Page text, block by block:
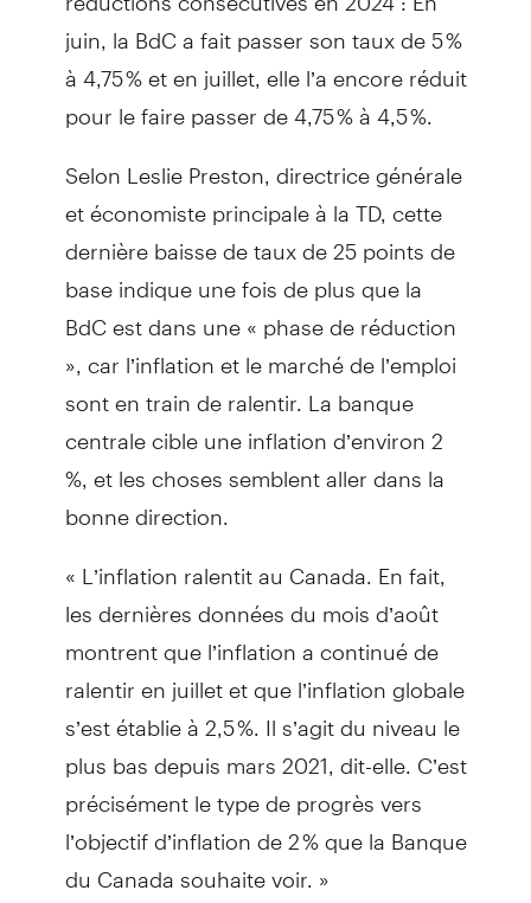
juin, la BdC a fait passer son taux de 5 %
à 4,75 % et en juillet, elle l’a encore réduit
pour le faire passer de 4,75 % à 4,5 %.
Selon Leslie Preston, directrice générale
et économiste principale à la TD, cette
dernière baisse de taux de 25 points de
base indique une fois de plus que la
BdC est dans une « phase de réduction
», car l’inflation et le marché de l’emploi
sont en train de ralentir. La banque
centrale cible une inflation d’environ 2
%, et les choses semblent aller dans la
bonne direction.
« L’inflation ralentit au Canada. En fait,
les dernières données du mois d’août
montrent que l’inflation a continué de
ralentir en juillet et que l’inflation globale
s’est établie à 2,5 %. Il s’agit du niveau le
plus bas depuis mars 2021, dit-elle. C’est
précisément le type de progrès vers
l’objectif d’inflation de 2 % que la Banque
du Canada souhaite voir. »